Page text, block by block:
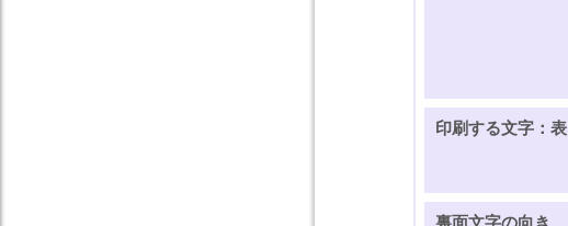
印刷する文字：表